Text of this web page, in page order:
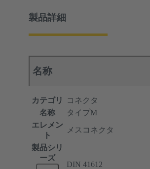
製品詳細
名称
カテゴリ
コネクタ
名称
タイプM
エレメン
ト
メスコネクタ
製品シリ
ーズ
DIN 41612